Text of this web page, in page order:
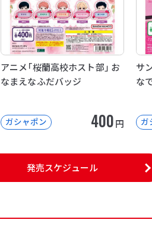
アニメ「桜蘭高校ホスト部」 お
なまえなふだバッジ
ガシャポン 400円
サ
な
ガ
発売スケジュール